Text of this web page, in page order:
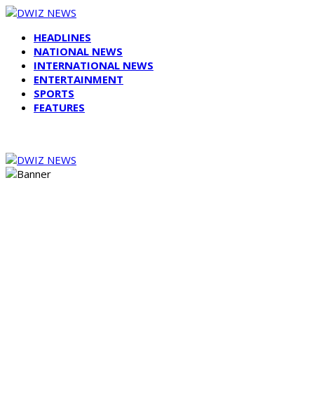
HEADLINES
NATIONAL NEWS
INTERNATIONAL NEWS
ENTERTAINMENT
SPORTS
FEATURES